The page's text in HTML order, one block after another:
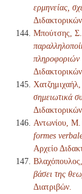
ερμηνείας,
Μπούτσης,
πληροφοριών
σημειωτικά
Αντωνίου,
formes
Αρχείο
βάσει της
Διατριβών.